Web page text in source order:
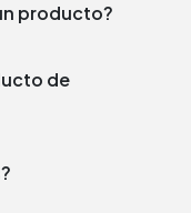
un producto?